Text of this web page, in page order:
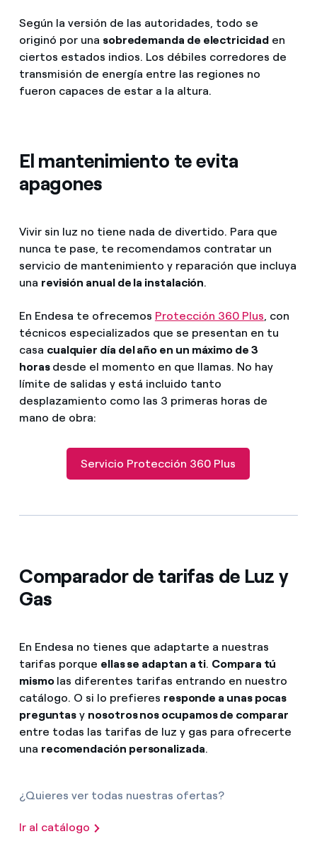
Según la versión de las autoridades, todo se
originó por una sobredemanda de electricidaden
ciertos estados indios. Los débiles corredores de
transmisión de energía entre las regiones no
fueron capaces de estar a la altura.
El mantenimiento te evita
apagones
Vivir sin luz no tiene nada de divertido. Para que
nunca te pase, te recomendamos contratar un
servicio de mantenimiento y reparación que incluya
una revisión anual de la instalación.
En Endesa te ofrecemos Protección 360 Plus, con
técnicos especializados que se presentan en tu
casa cualquier día del año en un máximo de 3
horasdesde el momento en que llamas. No hay
límite de salidas y está incluido tanto
desplazamiento como las 3 primeras horas de
mano de obra:
Servicio Protección 360 Plus
Comparador de tarifas de Luz y
Gas
En Endesa no tienes que adaptarte a nuestras
tarifas porque ellas se adaptan a ti. Compara tú
mismolas diferentes tarifas entrando en nuestro
catálogo. O si lo prefieres responde a unas pocas
preguntas y nosotros nos ocupamos de comparar
entre todas las tarifas de luz y gas para ofrecerte
una recomendación personalizada.
¿Quieres ver todas nuestras ofertas?
Ir al catálogo